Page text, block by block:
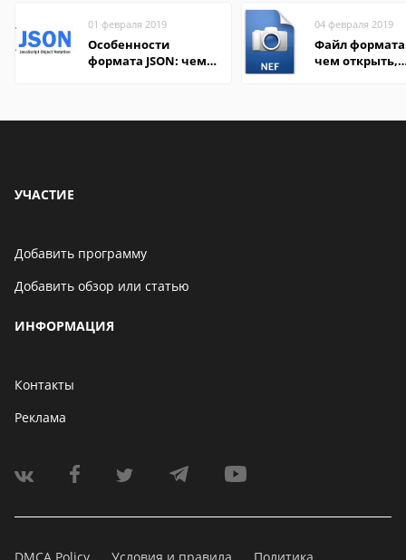
01 февраля 2019
Особенности
формата JSON: чем
04 февраля 2019
Файл формата
чем открыть,
УЧАСТИЕ
Добавить программу
Добавить обзор или статью
ИНФОРМАЦИЯ
Контакты
Реклама